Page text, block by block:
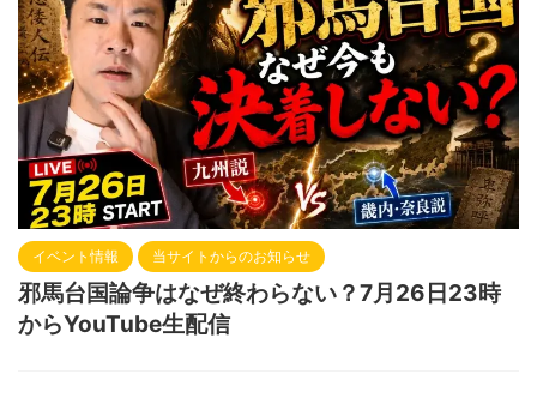
イベント情報 当サイトからのお知らせ
邪馬台国論争はなぜ終わらない？7月26日23時
からYouTube生配信